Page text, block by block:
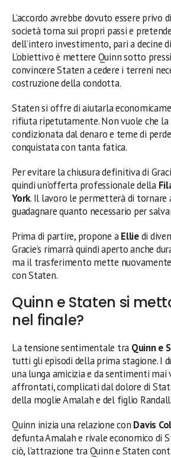
L’accordo avrebbe dovuto essere privo
società torna sui propri passi e
dell’intero investimento, pari a decine
L’obiettivo è mettere Quinn sotto
convincere Staten a cedere i terreni
costruzione della condotta.
Staten si offre di aiutarla
rifiuta ripetutamente. Non vuole che
condizionata dal denaro e teme di
conquistata con tanta fatica.
Per evitare la chiusura definitiva di
quindi un’offerta professionale della
York. Il lavoro le permetterà di tornare
guadagnare quanto necessario per
Prima di partire, propone aElliedi
Gracie’s rimarrà quindi aperto anche
ma il trasferimento mette
con Staten.
Quinn e Staten si
nel finale?
La tensione sentimentale tra Quinn e
tutti gli episodi della prima stagione. I
una lunga amicizia e da sentimenti mai
affrontati, complicati dal dolore di
della moglie Amalah e del figlio Randall.
Quinn inizia una relazione con Davis
defunta Amalah e rivale economico di
ciò, l’attrazione tra Quinn e Staten